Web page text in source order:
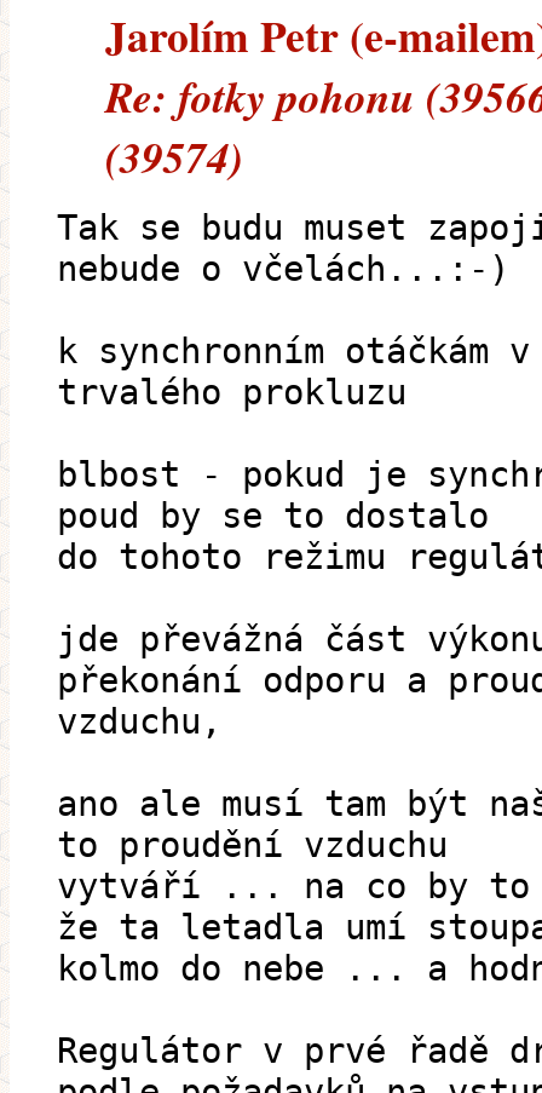
Jarolím Petr (e-
Re: fotky pohonu
(39574)
Tak se budu muset
nebude o včelách...:-)
k synchronním otáčkám
trvalého prokluzu
blbost - pokud je
poud by se to dostalo
do tohoto režimu
jde převážná část
překonání odporu a
vzduchu,
ano ale musí tam být
to proudění vzduchu
vytváří ... na co by
že ta letadla umí
kolmo do nebe ... a
Regulátor v prvé řadě